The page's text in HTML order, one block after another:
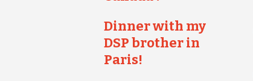
Dinner with my
DSP brother in
Paris!